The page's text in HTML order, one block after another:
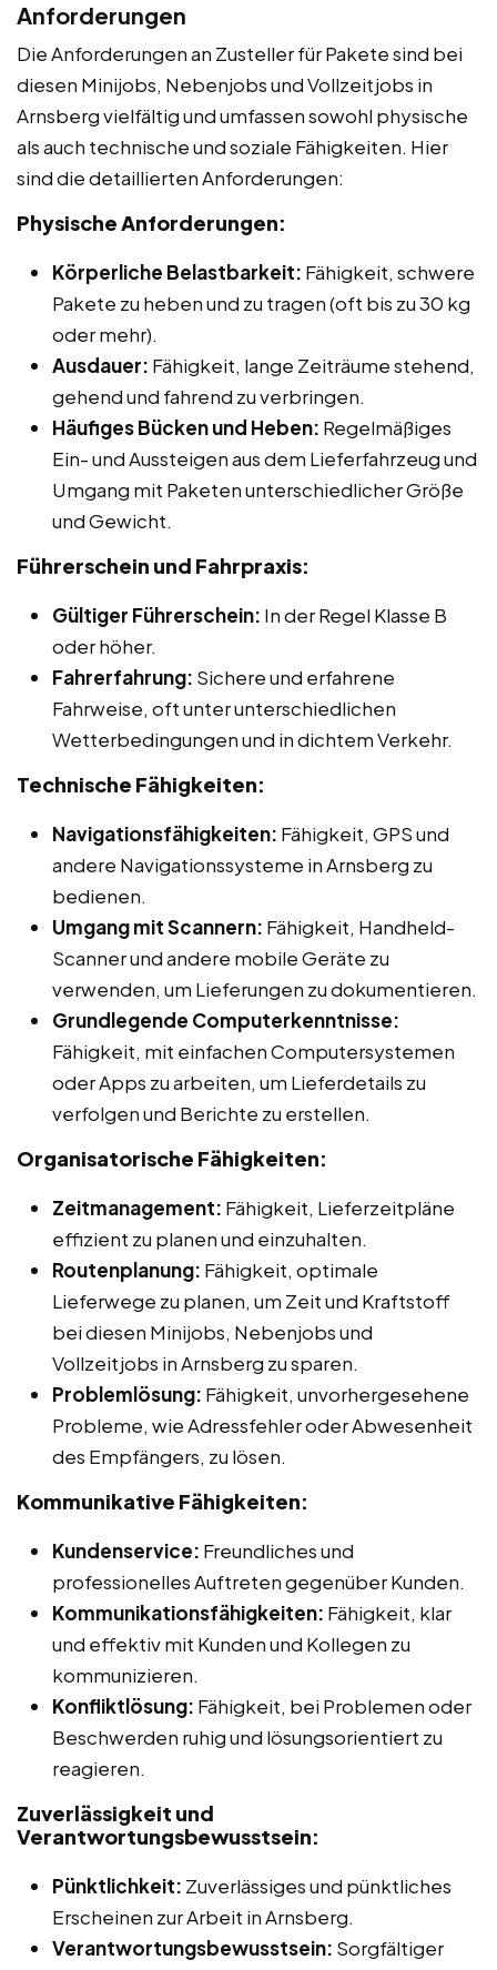
Anforderungen
Die Anforderungen an Zusteller für Pakete sind bei
diesen Minijobs, Nebenjobs und Vollzeitjobs in
Arnsberg vielfältig und umfassen sowohl physische
als auch technische und soziale Fähigkeiten. Hier
sind die detaillierten Anforderungen:
Physische Anforderungen:
Körperliche Belastbarkeit: Fähigkeit, schwere
Pakete zu heben und zu tragen (oft bis zu 30 kg
oder mehr).
Ausdauer: Fähigkeit, lange Zeiträume stehend,
gehend und fahrend zu verbringen.
Häufiges Bücken und Heben: Regelmäßiges
Ein- und Aussteigen aus dem Lieferfahrzeug und
Umgang mit Paketen unterschiedlicher Größe
und Gewicht.
Führerschein und Fahrpraxis:
Gültiger Führerschein: In der Regel Klasse B
oder höher.
Fahrerfahrung: Sichere und erfahrene
Fahrweise, oft unter unterschiedlichen
Wetterbedingungen und in dichtem Verkehr.
Technische Fähigkeiten:
Navigationsfähigkeiten: Fähigkeit, GPS und
andere Navigationssysteme in Arnsberg zu
bedienen.
Umgang mit Scannern: Fähigkeit, Handheld-
Scanner und andere mobile Geräte zu
verwenden, um Lieferungen zu dokumentieren.
Grundlegende Computerkenntnisse:
Fähigkeit, mit einfachen Computersystemen
oder Apps zu arbeiten, um Lieferdetails zu
verfolgen und Berichte zu erstellen.
Organisatorische Fähigkeiten:
Zeitmanagement: Fähigkeit, Lieferzeitpläne
effizient zu planen und einzuhalten.
Routenplanung: Fähigkeit, optimale
Lieferwege zu planen, um Zeit und Kraftstoff
bei diesen Minijobs, Nebenjobs und
Vollzeitjobs in Arnsberg zu sparen.
Problemlösung: Fähigkeit, unvorhergesehene
Probleme, wie Adressfehler oder Abwesenheit
des Empfängers, zu lösen.
Kommunikative Fähigkeiten:
Kundenservice: Freundliches und
professionelles Auftreten gegenüber Kunden.
Kommunikationsfähigkeiten: Fähigkeit, klar
und effektiv mit Kunden und Kollegen zu
kommunizieren.
Konfliktlösung: Fähigkeit, bei Problemen oder
Beschwerden ruhig und lösungsorientiert zu
reagieren.
Zuverlässigkeit und
Verantwortungsbewusstsein:
Pünktlichkeit: Zuverlässiges und pünktliches
Erscheinen zur Arbeit in Arnsberg.
Verantwortungsbewusstsein: Sorgfältiger